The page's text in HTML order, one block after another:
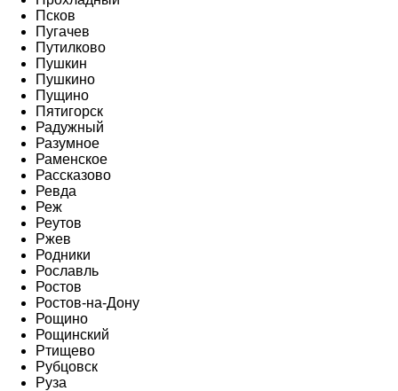
Псков
Пугачев
Путилково
Пушкин
Пушкино
Пущино
Пятигорск
Радужный
Разумное
Раменское
Рассказово
Ревда
Реж
Реутов
Ржев
Родники
Рославль
Ростов
Ростов-на-Дону
Рощино
Рощинский
Ртищево
Рубцовск
Руза